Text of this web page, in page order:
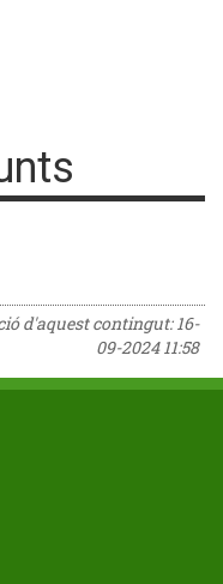
d'aquest contingut:16-
09-2024 11:58